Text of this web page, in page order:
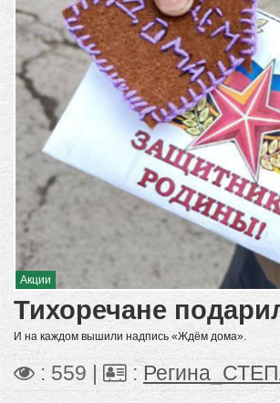
Акции
Тихоречане
И на каждом вышили надпись «Ждём дома».
: 559 | :